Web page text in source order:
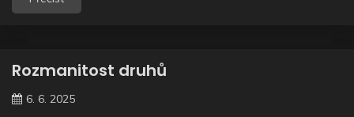
Rozmanitost druhů
6. 6. 2025